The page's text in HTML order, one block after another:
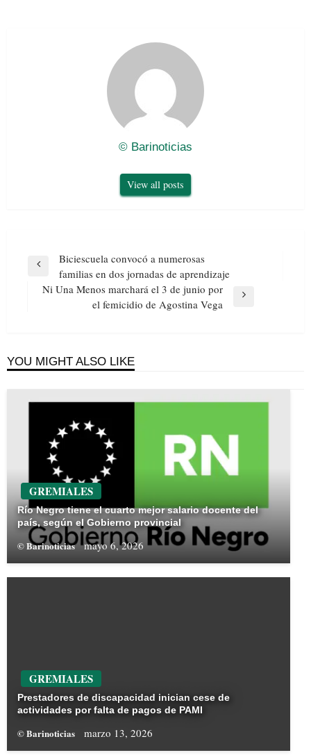
© Barinoticias
View all posts
Navegación
entradas
Previous
Post
Biciescuela convocó a numerosas
familias en dos jornadas de aprendizaje
Ni Una Menos marchará el 3 de junio por
el femicidio de Agostina Vega
YOU MIGHT ALSO LIKE
GREMIALES
Río Negro tiene el cuarto mejor salario docente del
país, según el Gobierno provincial
© Barinoticias mayo 6, 2026
GREMIALES
Prestadores de discapacidad inician cese de
actividades por falta de pagos de PAMI
© Barinoticias marzo 13, 2026